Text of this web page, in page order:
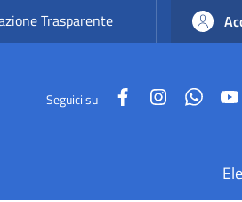
Trasparente
Seguici su FacebookInstagram